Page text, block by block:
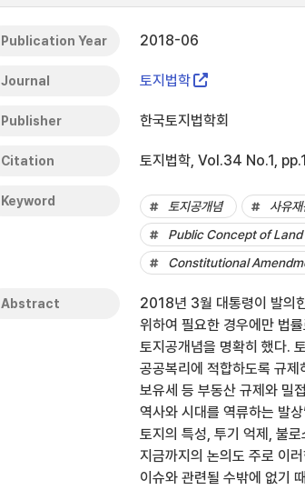
Publication Year 2018-06
Journal 토지법학
Publisher 한국토지법학회
Citation 토지법학, Vol.34 No.1,
Keyword 토지공개념 사유
Public Concept of Land
Constitutional
Abstract
2018년 3월 대통령이 발의
위하여 필요한 경우에만 법
토지공개념을 명확히 했다.
공공복리에 적합하도록 규
보유세 등 부동산 규제와 밀
역사와 시대를 역류하는 발
토지의 특성, 투기 억제, 불
지금까지의 논의도 주로 이
이슈와 관련될 수밖에 없기